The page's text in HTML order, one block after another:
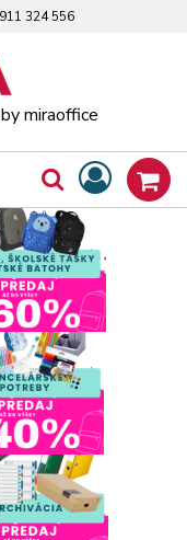
miraoffice
324 556